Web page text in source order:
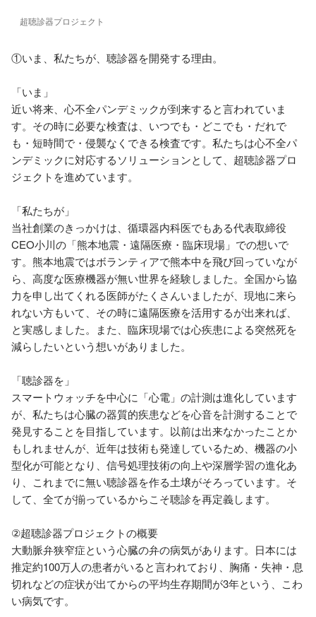
超聴診器プロジェクト
①いま、私たちが、聴診器を開発する理由。
「いま」
近い将来、心不全パンデミックが到来すると言われていま
す。その時に必要な検査は、いつでも・どこでも・だれで
も・短時間で・侵襲なくできる検査です。私たちは心不全パ
ンデミックに対応するソリューションとして、超聴診器プロ
ジェクトを進めています。
「私たちが」
当社創業のきっかけは、循環器内科医でもある代表取締役
CEO小川の「熊本地震・遠隔医療・臨床現場」での想いで
す。熊本地震ではボランティアで熊本中を飛び回っていなが
ら、高度な医療機器が無い世界を経験しました。全国から協
力を申し出てくれる医師がたくさんいましたが、現地に来ら
れない方もいて、その時に遠隔医療を活用するが出来れば、
と実感しました。また、臨床現場では心疾患による突然死を
減らしたいという想いがありました。
「聴診器を」
スマートウォッチを中心に「心電」の計測は進化しています
が、私たちは心臓の器質的疾患などを心音を計測することで
発見することを目指しています。以前は出来なかったことか
もしれませんが、近年は技術も発達しているため、機器の小
型化が可能となり、信号処理技術の向上や深層学習の進化あ
り、これまでに無い聴診器を作る土壌がそろっています。そ
して、全てが揃っているからこそ聴診を再定義します。
②超聴診器プロジェクトの概要
大動脈弁狭窄症という心臓の弁の病気があります。日本には
推定約100万人の患者がいると言われており、胸痛・失神・息
切れなどの症状が出てからの平均生存期間が3年という、こわ
い病気です。